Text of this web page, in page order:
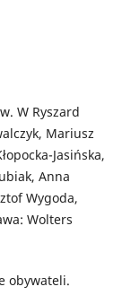
W Ryszard
Mariusz
Jasińska,
Anna
Wygoda,
Wolters
obywateli.